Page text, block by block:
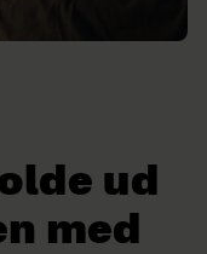
ud
med